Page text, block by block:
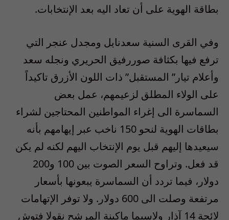
بطاقة الهوية على أن تعاد اليه بعد الإنتخابات.
وفي القرى السنية سعدنايل ومجدل عنجر التي
ترفع فيها بكثافة صوررفيق الحريري ونجله سعد
وأعلام تيار” المستقبل” ذات اللون الأزرق تاكيداً
على الولاء المطلق لزعيمهم، عمل بعض
السماسرة الى إغراء المواطنين المحتاجين لشراء
بطاقات الهوية لنحو 150 ناخب عبر إيهامهم بأنه
سيعيدها إليهم قبل يوم الإنتخاب اليهم لكنه لم يكن
قد فعل. وتراوح السعر الصوت بين 100 و200
دولار، فيما تردد أن السماسرة يبعونها بأسعار
مرتفعة وصلت الى 600 دولار. ولا توفر الإتهامات
لائحة 14 آذار ولاسيما ماكينة المرشح نقولا فتوش